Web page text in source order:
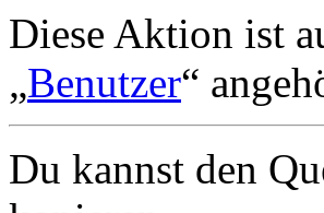
Diese Aktion ist
„Benutzer“
Du kannst den